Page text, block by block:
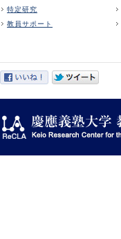
特定研究
教員サポート